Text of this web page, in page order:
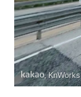
, KnWorks